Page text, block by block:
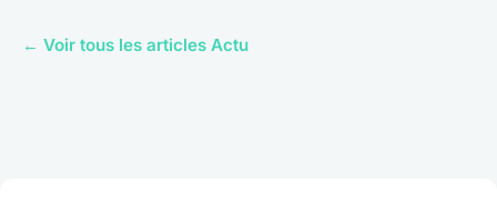
← Voir tous les articles Actu